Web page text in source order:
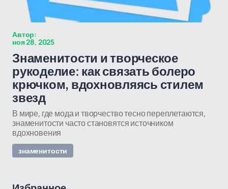
Автор:
ноя 28, 2025
Знаменитости и творческое
рукоделие: как связать болеро
крючком, вдохновляясь стилем
звезд
В мире, где мода и творчество тесно переплетаются,
знаменитости часто становятся источником
вдохновения
знаменитости